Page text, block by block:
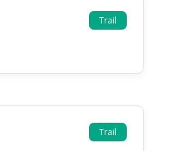
Trail
Trail